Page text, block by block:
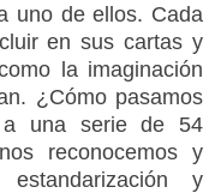
uno de ellos. Cada
en sus cartas y
la imaginación
¿Cómo pasamos
a una serie de 54
reconocemos y
y